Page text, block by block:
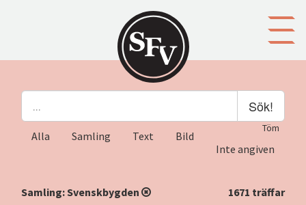
Sök!
Töm
Alla Samling Text
Bild
Inte angiven
Samling:Svenskbygden
1671 träffar